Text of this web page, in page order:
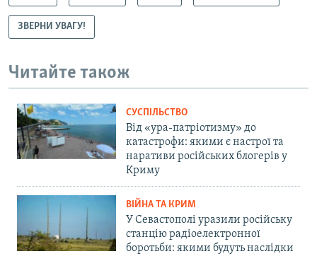
ЗВЕРНИ УВАГУ!
Читайте також
СУСПІЛЬСТВО
Від «ура-патріотизму» до
катастрофи: якими є настрої та
наративи російських блогерів у
Криму
ВІЙНА ТА КРИМ
У Севастополі уразили російську
станцію радіоелектронної
боротьби: якими будуть наслідки